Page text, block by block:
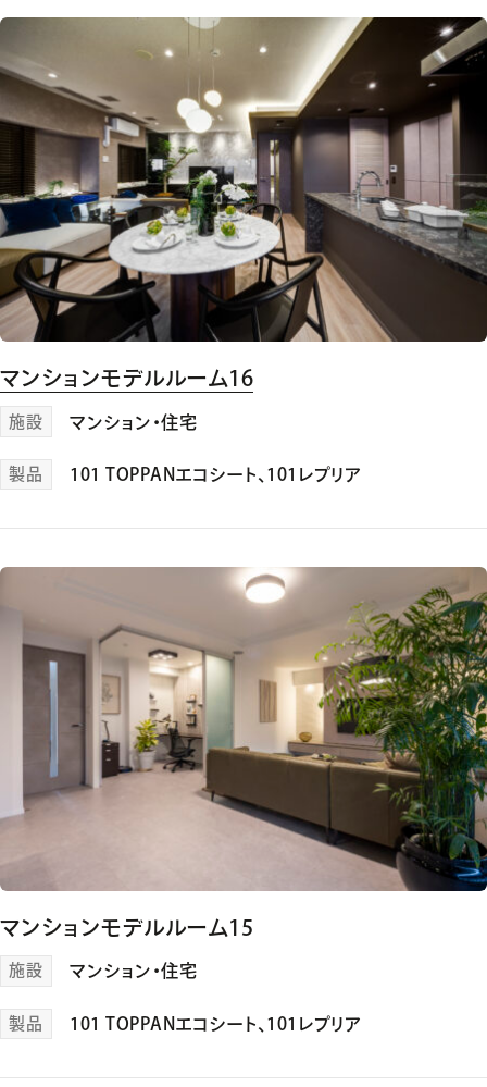
マンションモデルルーム16
施設 マンション・住宅
製品 101 TOPPANエコシート、 101レプリア
マンションモデルルーム15
施設 マンション・住宅
製品 101 TOPPANエコシート、 101レプリア